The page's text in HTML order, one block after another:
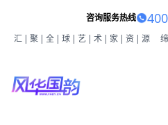
咨询服务热线
汇|聚|全|球|艺|术|家|资|源